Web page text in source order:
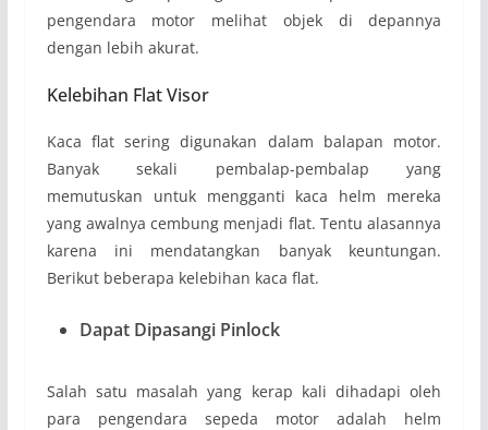
pengendara motor melihat objek di depannya
dengan lebih akurat.
Kelebihan Flat Visor
Kaca flat sering digunakan dalam balapan motor.
Banyak sekali pembalap-pembalap yang
memutuskan untuk mengganti kaca helm mereka
yang awalnya cembung menjadi flat. Tentu alasannya
karena ini mendatangkan banyak keuntungan.
Berikut beberapa kelebihan kaca flat.
Dapat Dipasangi Pinlock
Salah satu masalah yang kerap kali dihadapi oleh
para pengendara sepeda motor adalah helm